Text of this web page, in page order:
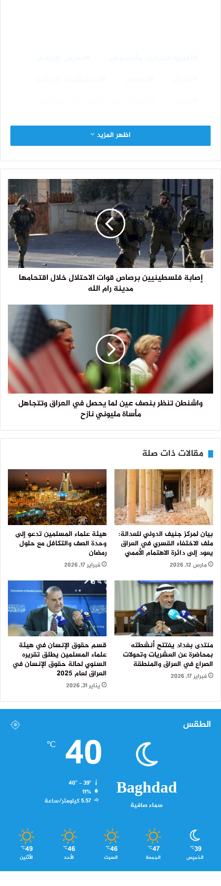
اظهر المزيد
إصابة فلسطينيين برصاص قوات الاحتلال خلال اقتحامها
مدينة رام الله
واشنطن تنظر بنصف عين لما يحصل في العراق وتتجاهل
مأساة مليوني نازح
مقالات ذات صلة
بيان لمركز جنيف الدولي للعدالة:
ملف الاختفاء القسري في العراق
يعود إلى دائرة الاهتمام الأممي
مارس 12, 2026
هيئة علماء المسلمين تدعو إلى
وحدة الصف والتكافل مع حلول
رمضان
فبراير 17, 2026
منتدى بغداد يفتتح أنشطته
بمحاضرة عن العشريات وتحولات
الصراع في العراق والمنطقة
فبراير 17, 2026
قسم حقوق الإنسان في هيئة
علماء المسلمين يطلق تقريره
السنوي لحالة حقوق الإنسان في
العراق لعام 2025
يناير 31, 2026
الطقس
Baghdad
سماء صافية
40
℃
40º - 39º
11%
5.57 كيلومتر/ساعة
39
℃
الخميس
47
℃
الجمعة
46
℃
السبت
46
℃
الأحد
49
℃
الأثنين